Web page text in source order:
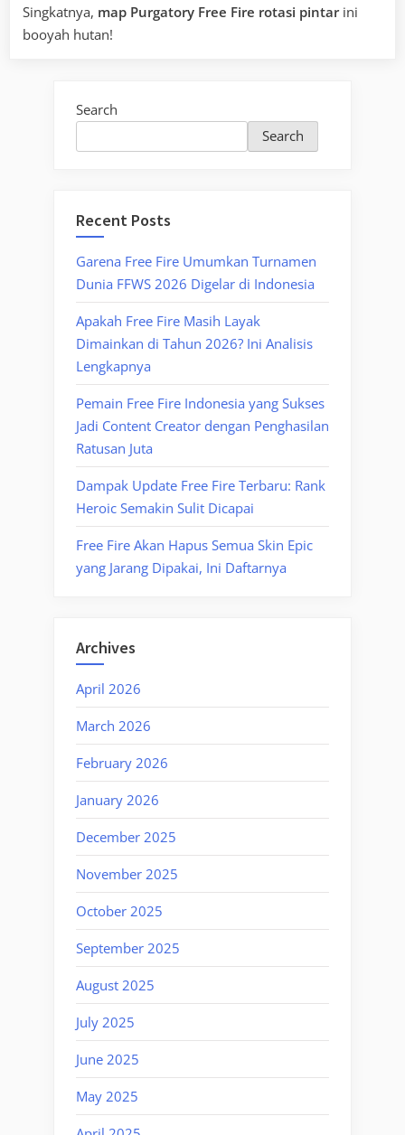
Singkatnya, map Purgatory Free Fire rotasi pintarini
booyah hutan!
Search
Search
Recent Posts
Garena Free Fire Umumkan Turnamen
Dunia FFWS 2026 Digelar di Indonesia
Apakah Free Fire Masih Layak
Dimainkan di Tahun 2026? Ini Analisis
Lengkapnya
Pemain Free Fire Indonesia yang Sukses
Jadi Content Creator dengan Penghasilan
Ratusan Juta
Dampak Update Free Fire Terbaru: Rank
Heroic Semakin Sulit Dicapai
Free Fire Akan Hapus Semua Skin Epic
yang Jarang Dipakai, Ini Daftarnya
Archives
April 2026
March 2026
February 2026
January 2026
December 2025
November 2025
October 2025
September 2025
August 2025
July 2025
June 2025
May 2025